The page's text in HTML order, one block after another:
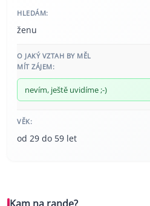
HLEDÁM:
ženu
O JAKÝ VZTAH BY MĚL
MÍT ZÁJEM:
nevím, ještě uvidíme ;-)
VĚK:
od 29 do 59 let